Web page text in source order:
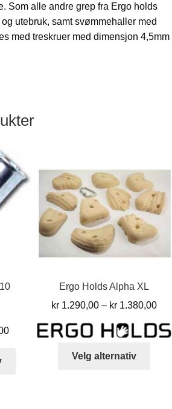
Som alle andre grep fra Ergo holds
utebruk, samt svømmehaller med
med treskruer med dimensjon 4,5mm
Prisområde:
Ergo Holds Alpha XL
kr 1.290,00 – kr 1.380,00
til
Velg alternativ